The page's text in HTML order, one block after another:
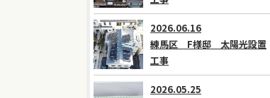
2026.06.16
練馬区 F様邸 太陽光設置
工事
2026.05.25